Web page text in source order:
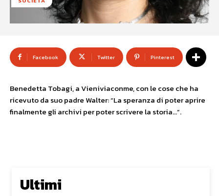
Facebook Twitter Pinterest
Benedetta Tobagi, a Vieniviaconme, con le cose che ha
ricevuto da suo padre Walter: “La speranza di poter aprire
finalmente gli archivi per poter scrivere la storia…”.
Ultimi